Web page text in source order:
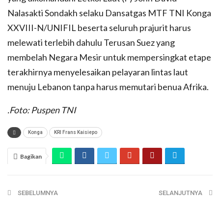
Nalasakti Sondakh selaku Dansatgas MTF TNI Konga
XXVIII-N/UNIFIL beserta seluruh prajurit harus
melewati terlebih dahulu Terusan Suez yang
membelah Negara Mesir untuk mempersingkat etape
terakhirnya menyelesaikan pelayaran lintas laut
menuju Lebanon tanpa harus memutari benua Afrika.
.Foto: Puspen TNI
Konga KRI Frans Kaisiepo
Bagikan
SEBELUMNYA SELANJUTNYA